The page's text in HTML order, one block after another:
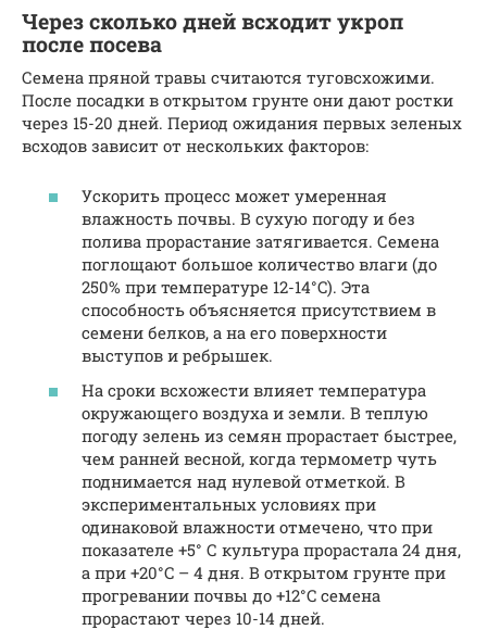
Через сколько дней всходит укроп
после посева
Семена пряной травы считаются туговсхожими.
После посадки в открытом грунте они дают ростки
через 15-20 дней. Период ожидания первых зеленых
всходов зависит от нескольких факторов:
Ускорить процесс может умеренная
влажность почвы. В сухую погоду и без
полива прорастание затягивается. Семена
поглощают большое количество влаги (до
250% при температуре 12-14°C). Эта
способность объясняется присутствием в
семени белков, а на его поверхности
выступов и ребрышек.
На сроки всхожести влияет температура
окружающего воздуха и земли. В теплую
погоду зелень из семян прорастает быстрее,
чем ранней весной, когда термометр чуть
поднимается над нулевой отметкой. В
экспериментальных условиях при
одинаковой влажности отмечено, что при
показателе +5° С культура прорастала 24 дня,
а при +20°C – 4 дня. В открытом грунте при
прогревании почвы до +12°C семена
прорастают через 10-14 дней.